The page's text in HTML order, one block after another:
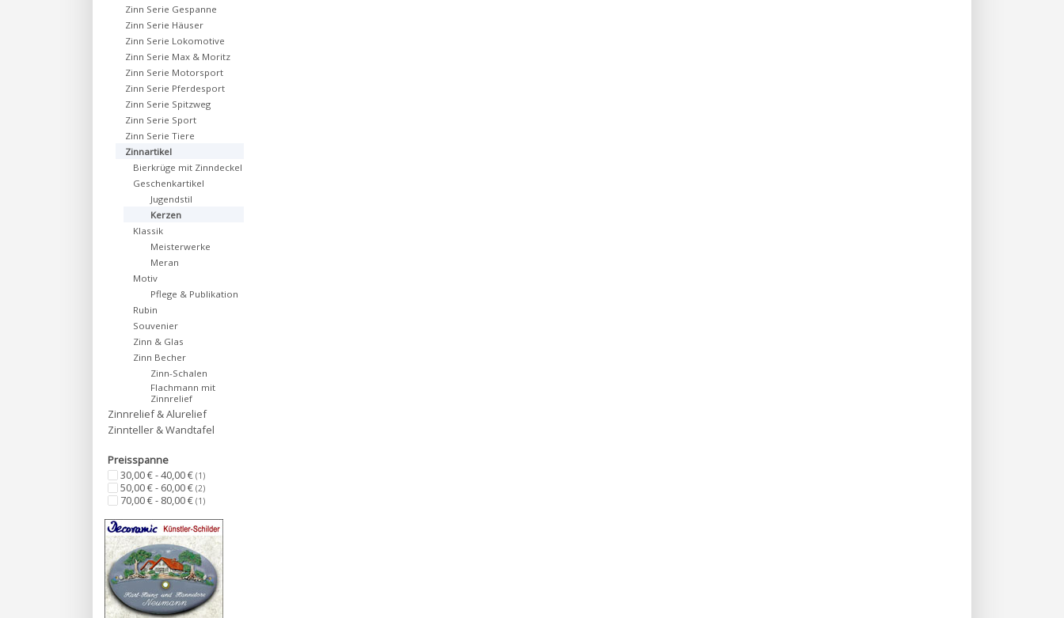
Zinn Serie Gespanne
Zinn Serie Häuser
Zinn Serie Lokomotive
Zinn Serie Max & Moritz
Zinn Serie Motorsport
Zinn Serie Pferdesport
Zinn Serie Spitzweg
Zinn Serie Sport
Zinn Serie Tiere
Zinnartikel
Bierkrüge mit Zinndeckel
Geschenkartikel
Jugendstil
Kerzen
Klassik
Meisterwerke
Meran
Motiv
Pflege & Publikation
Rubin
Souvenier
Zinn & Glas
Zinn Becher
Zinn-Schalen
Flachmann mit
Zinnrelief
Zinnrelief & Alurelief
Zinnteller & Wandtafel
Preisspanne
30,00 € - 40,00 € (1)
50,00 € - 60,00 € (2)
70,00 € - 80,00 € (1)